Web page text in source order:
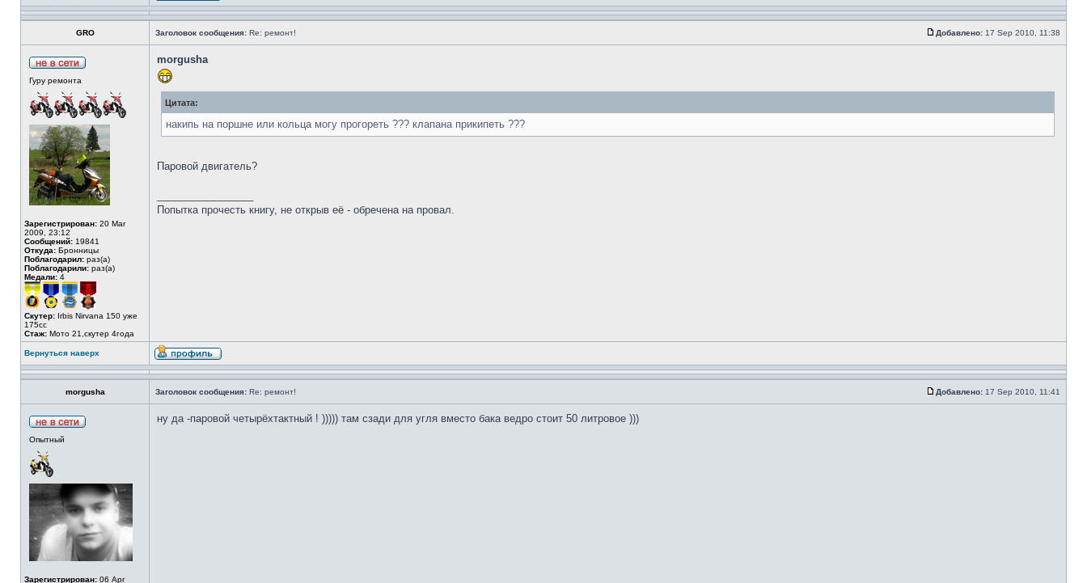
GRO Заголовок сообщения: Re: ремонт! Добавлено: 17 Sep 2010, 11:38
Гуру ремонта
Зарегистрирован: 20 Mar
2009, 23:12
Сообщений: 19841
Откуда: Бронницы
Поблагодарил: раз(а)
Поблагодарили: раз(а)
Медали: 4
Скутер: Irbis Nirvana 150 уже
175сс
Стаж: Мото 21,скутер 4года
morgusha
Цитата:
накипь на поршне или кольца могу прогореть ??? клапана прикипеть ???
Паровой двигатель?
Попытка прочесть книгу, не открыв её - обречена на провал.
Вернуться наверх
morgusha Заголовок сообщения: Re: ремонт! Добавлено: 17 Sep 2010, 11:41
Опытный
Зарегистрирован: 06 Apr
ну да -паровой четырёхтактный ! ))))) там сзади для угля вместо бака ведро стоит 50 литровое )))